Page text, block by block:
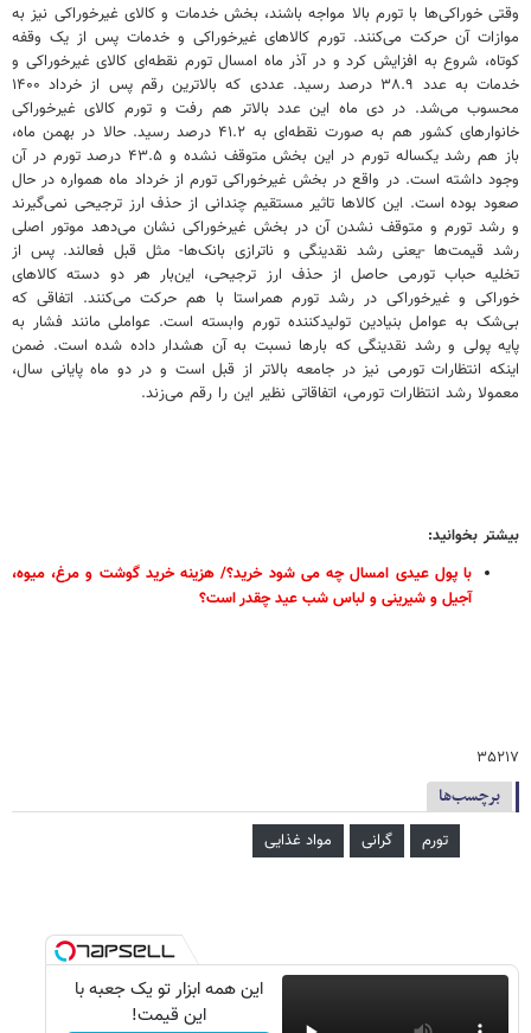
وقتی خوراکی‌ها با تورم بالا مواجه باشند، بخش خدمات و کالای غیرخوراکی نیز به
موازات آن حرکت می‌کنند. تورم کالاهای غیرخوراکی و خدمات پس از یک وقفه
کوتاه، شروع به افزایش کرد و در آذر ماه امسال تورم نقطه‌ای کالای غیرخوراکی و
خدمات به عدد ۳۸.۹ درصد رسید. عددی که بالاترین رقم پس از خرداد ۱۴۰۰
محسوب می‌شد. در دی ماه این عدد بالاتر هم رفت و تورم کالای غیرخوراکی
خانوارهای کشور هم به صورت نقطه‌ای به ۴۱.۲ درصد رسید. حالا در بهمن ماه،
باز هم رشد یکساله تورم در این بخش متوقف نشده و ۴۳.۵ درصد تورم در آن
وجود داشته است. در واقع در بخش غیرخوراکی تورم از خرداد ماه همواره در حال
صعود بوده است. این کالاها تاثیر مستقیم چندانی از حذف ارز ترجیحی نمی‌گیرند
و رشد تورم و متوقف نشدن آن در بخش غیرخوراکی نشان می‌دهد موتور اصلی
رشد قیمت‌ها -یعنی رشد نقدینگی و ناترازی بانک‌ها- مثل قبل فعالند. پس از
تخلیه حباب تورمی حاصل از حذف ارز ترجیحی، این‌بار هر دو دسته کالاهای
خوراکی و غیرخوراکی در رشد تورم همراستا با هم حرکت می‌کنند. اتفاقی که
بی‌شک به عوامل بنیادین تولیدکننده تورم وابسته است. عواملی مانند فشار به
پایه پولی و رشد نقدینگی که بارها نسبت به آن هشدار داده شده است. ضمن
اینکه انتظارات تورمی نیز در جامعه بالاتر از قبل است و در دو ماه پایانی سال،
معمولا رشد انتظارات تورمی، اتفاقاتی نظیر این را رقم می‌زند.
بیشتر بخوانید:
با پول عیدی امسال چه می‌ شود خرید؟/ هزینه خرید گوشت و مرغ، میوه،
آجیل و شیرینی و لباس شب عید چقدر است؟
۳۵۲۱۷
برچسب‌ها
تورم گرانی مواد غذایی
این همه ابزار تو یک جعبه با
این قیمت!